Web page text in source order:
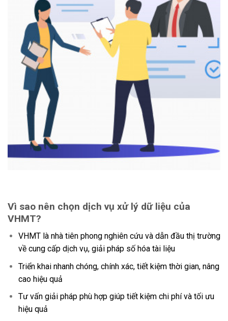
Vì sao nên chọn dịch vụ xử lý dữ liệu của
VHMT?
VHMT là nhà tiên phong nghiên cứu và dẫn đầu thị trường
về cung cấp dịch vụ, giải pháp số hóa tài liệu
Triển khai nhanh chóng, chính xác, tiết kiệm thời gian, nâng
cao hiệu quả
Tư vấn giải pháp phù hợp giúp tiết kiệm chi phí và tối ưu
hiệu quả